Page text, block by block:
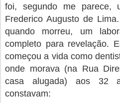
foi, segundo me parece,
Frederico Augusto de
quando morreu, um
completo para revelação.
começou a vida como
onde morava (na Rua
casa alugada) aos 32
constavam: